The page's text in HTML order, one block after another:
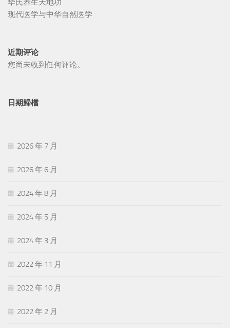
华氏养生天地功
现代医学与中华自然医学
近期评论
您尚未收到任何评论。
日期歸檔
2026 年 7 月
2026 年 6 月
2024 年 8 月
2024 年 5 月
2024 年 3 月
2022 年 11 月
2022 年 10 月
2022 年 2 月